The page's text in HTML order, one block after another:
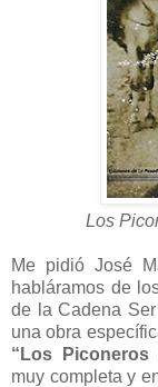
Los
Me pidió José
habláramos de
de la Cadena
una obra
“Los Piconeros
muy completa y